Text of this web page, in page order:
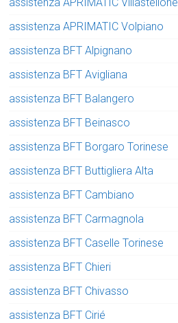
assistenza APRIMATIC Villastellone
assistenza APRIMATIC Volpiano
assistenza BFT Alpignano
assistenza BFT Avigliana
assistenza BFT Balangero
assistenza BFT Beinasco
assistenza BFT Borgaro Torinese
assistenza BFT Buttigliera Alta
assistenza BFT Cambiano
assistenza BFT Carmagnola
assistenza BFT Caselle Torinese
assistenza BFT Chieri
assistenza BFT Chivasso
assistenza BFT Cirié